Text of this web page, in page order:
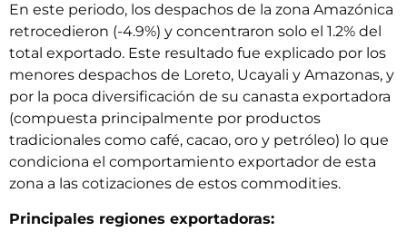
En este periodo, los despachos de la zona Amazónica
retrocedieron (-4.9%) y concentraron solo el 1.2% del
total exportado. Este resultado fue explicado por los
menores despachos de Loreto, Ucayali y Amazonas, y
por la poca diversificación de su canasta exportadora
(compuesta principalmente por productos
tradicionales como café, cacao, oro y petróleo) lo que
condiciona el comportamiento exportador de esta
zona a las cotizaciones de estos commodities.
Principales regiones exportadoras: